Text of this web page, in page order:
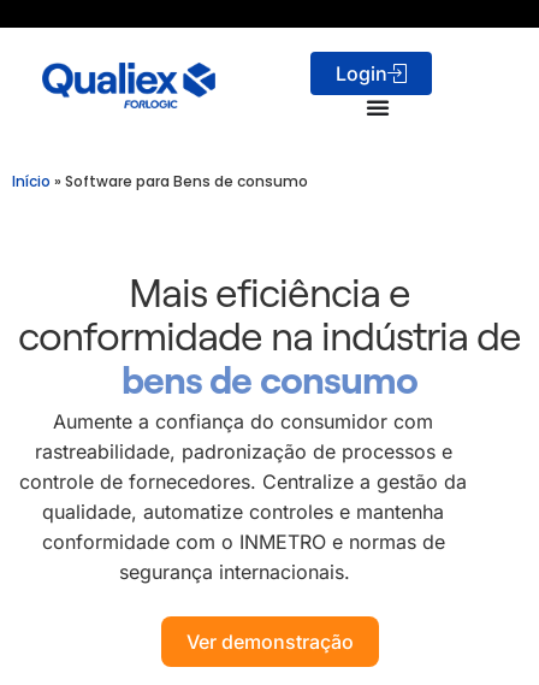
Login
Início » Software para Bens de consumo
Mais eficiência e
conformidade na indústria de
bens de consumo
Aumente a confiança do consumidor com
rastreabilidade, padronização de processos e
controle de fornecedores. Centralize a gestão da
qualidade, automatize controles e mantenha
conformidade com o INMETRO e normas de
segurança internacionais.
Ver demonstração